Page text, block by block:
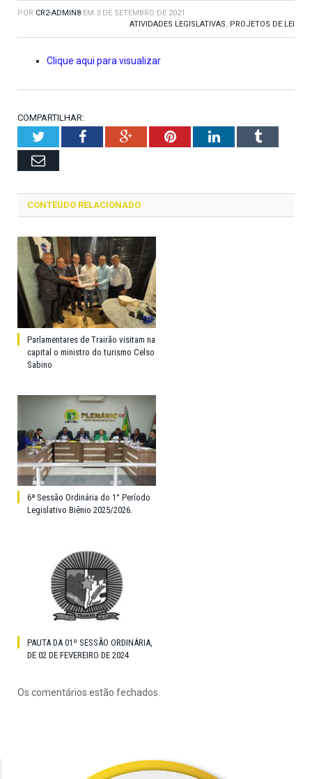
POR CR2-ADMIN8 EM 3 DE SETEMBRO DE 2021
ATIVIDADES LEGISLATIVAS, PROJETOS DE LEI
Clique aqui para visualizar
COMPARTILHAR:
TwitterFacebookGoogle+PinterestLinkedInTumblr
Email
CONTEÚDO RELACIONADO
Parlamentares de Trairão visitam na
capital o ministro do turismo Celso
Sabino
6ª Sessão Ordinária do 1° Período
Legislativo Biênio 2025/2026.
PAUTA DA 01º SESSÃO ORDINÁRIA,
DE 02 DE FEVEREIRO DE 2024
Os comentários estão fechados.